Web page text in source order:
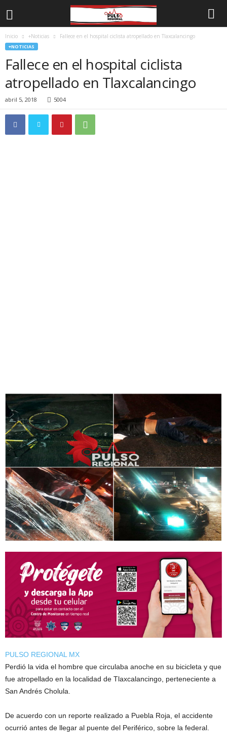
Inicio +Noticias Fallece en el hospital ciclista atropellado en Tlaxcalancingo
+NOTICIAS
Fallece en el hospital ciclista
atropellado en Tlaxcalancingo
abril 5, 2018 5004
PULSO REGIONAL MX
Perdió la vida el hombre que circulaba anoche en su bicicleta y que
fue atropellado en la localidad de Tlaxcalancingo, perteneciente a
San Andrés Cholula.
De acuerdo con un reporte realizado a Puebla Roja, el accidente
ocurrió antes de llegar al puente del Periférico, sobre la federal.